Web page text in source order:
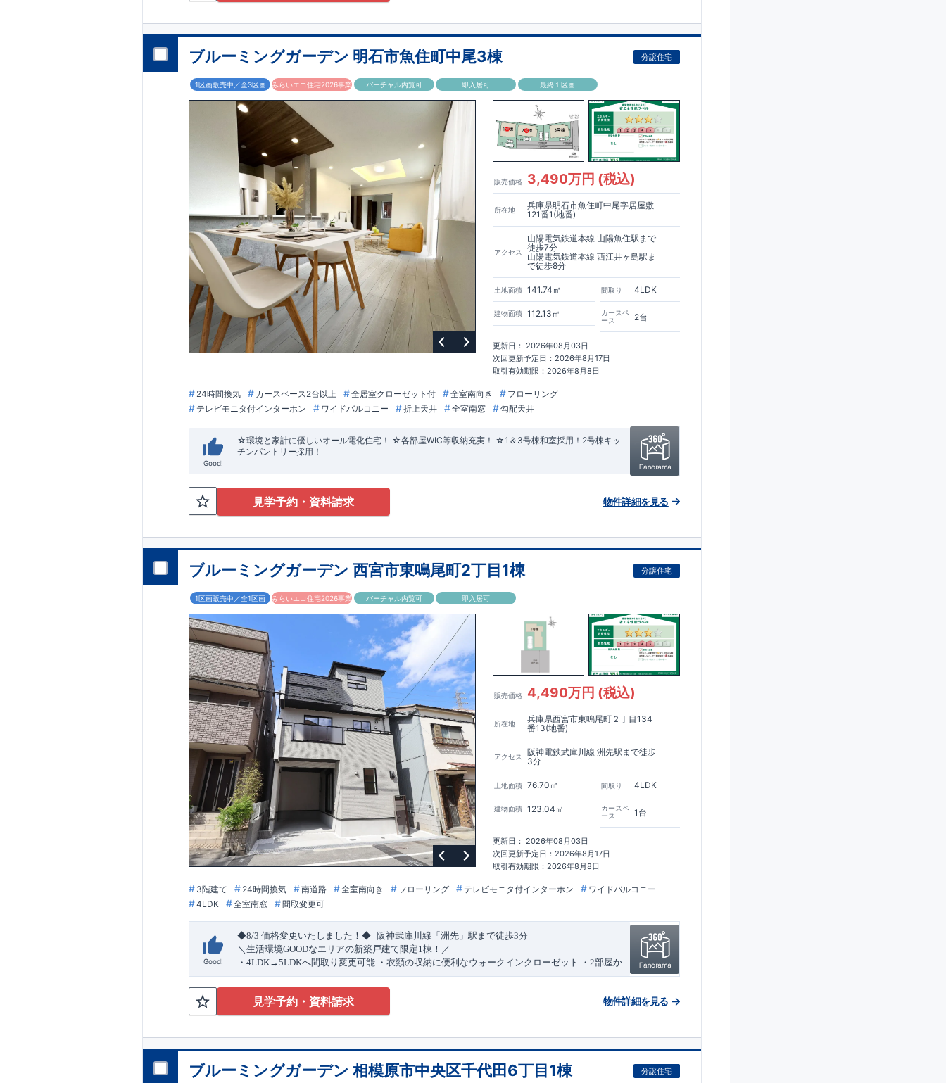
ブルーミングガーデン 明石市魚住町中尾3棟 分譲住宅
1区画販売中／全3区画 みらいエコ住宅2026事業 バーチャル内覧可 即入居可 最終１区画
販売価格 3,490万円 (税込)
所在地
兵庫県明石市魚住町中尾字居屋敷
121番1(地番)
アクセス
山陽電気鉄道本線 山陽魚住駅まで
徒歩7分
山陽電気鉄道本線 西江井ヶ島駅ま
で徒歩8分
土地面積 141.74㎡
建物面積 112.13㎡
間取り 4LDK
カースペ
ース
2台
更新日： 2026年08月03日
次回更新予定日：2026年8月17日
取引有効期限：2026年8月8日
24時間換気 カースペース2台以上 全居室クローゼット付 全室南向き
フローリング
テレビモニタ付インターホン
ワイドバルコニー 折上天井 全室南窓 勾配天井
Good!
☆環境と家計に優しいオール電化住宅！ ☆各部屋WIC等収納充実！ ☆1＆3号棟和室採用！2号棟キッ
チンパントリー採用！
見学予約・資料請求 物件詳細を見る
ブルーミングガーデン 西宮市東鳴尾町2丁目1棟 分譲住宅
1区画販売中／全1区画 みらいエコ住宅2026事業 バーチャル内覧可 即入居可
販売価格 4,490万円 (税込)
所在地
兵庫県西宮市東鳴尾町２丁目134
番13(地番)
アクセス
阪神電鉄武庫川線 洲先駅まで徒歩
3分
土地面積 76.70㎡
建物面積 123.04㎡
間取り 4LDK
カースペ
ース
1台
更新日： 2026年08月03日
次回更新予定日：2026年8月17日
取引有効期限：2026年8月8日
3階建て 24時間換気 南道路 全室南向き フローリング テレビモニタ付インターホン
ワイドバルコニー
4LDK
全室南窓 間取変更可
Good!
◆8/3 価格変更いたしました！◆​ 阪神武庫川線 「洲先」駅まで徒歩3分
＼生活環境GOODなエリアの新築戸建て限定1棟！／
・4LDK→5LDKへ間取り変更可能 ・衣類の収納に便利なウォークインクローゼット
・2部屋か
ら行き来できる続きバルコニー ・デザインと機能性を兼ね備えたオープンサニタリーirodori
・リビング全体を見渡せる対面キッチン
・網戸11万円(税込)で設置可能！
↓クリックすると特設ページにジャンプします↓
エントランス」が受賞いたしました！ ○耐震等級最高等級3 ・数百年に一度の地震に耐える
平日・休日ご内覧可能です！
見学予約・資料請求 物件詳細を見る
ブルーミングガーデン 相模原市中央区千代田6丁目1棟 分譲住宅